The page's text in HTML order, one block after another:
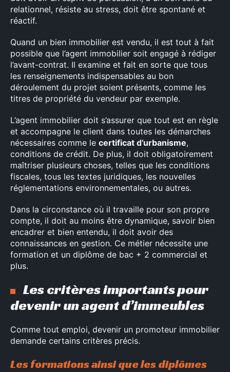
relationnel, résiste au stress, doit être spontané et
réactif.
Quand un bien immobilier est vendu, il est tout à fait
possible que l’agent immobilier soit engagé à rédiger
l’avant-contrat. Il examine et fait en sorte que tous
les renseignements indispensables au bon
déroulement du projet soient présents, comme les
titres de propriété du vendeur par exemple.
L’agent immobilier doit s’assurer que tout est en règle
et accompagne le client dans toutes les démarches
nécessaires comme le certificat d’urbanisme,
conditions de crédit. De plus, il doit obligatoirement
maîtriser plusieurs choses, telles que les conditions
fiscales, tous les textes juridiques, les nouvelles
réglementations environnementales, ou autres.
Dans la circonstance où il travaille pour son propre
compte, il doit au moins être dynamique, savoir bien
encadrer et bien entendu, il doit avoir des
connaissances en gestion. Ce métier nécessite une
formation et un diplôme de bac + 2 commercial et
plus.
Les critères importants pour
devenir un agent d’immeubles
Comme tout emploi, devenir un promoteur immobilier
demande certains critères précis.
Les formations ainsi que les diplômes